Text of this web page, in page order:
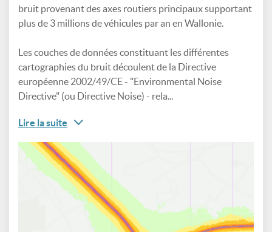
bruit provenant des axes routiers principaux supportant
plus de 3 millions de véhicules par an en Wallonie.
Les couches de données constituant les différentes
cartographies du bruit découlent de la Directive
européenne 2002/49/CE - "Environmental Noise
Directive" (ou Directive Noise) - rela...
Lire la suite